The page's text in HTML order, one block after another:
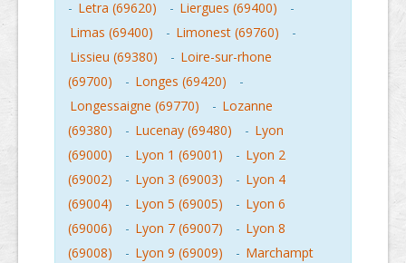
- Letra (69620) - Liergues (69400)
-
Limas (69400)
- Limonest (69760)
-
Lissieu (69380)
- Loire-sur-rhone
(69700)
- Longes (69420)
-
Longessaigne (69770)
- Lozanne
(69380)
- Lucenay (69480) - Lyon
(69000)
- Lyon 1 (69001) - Lyon 2
(69002)
- Lyon 3 (69003) - Lyon 4
(69004)
- Lyon 5 (69005) - Lyon 6
(69006)
- Lyon 7 (69007) - Lyon 8
(69008)
- Lyon 9 (69009) - Marchampt